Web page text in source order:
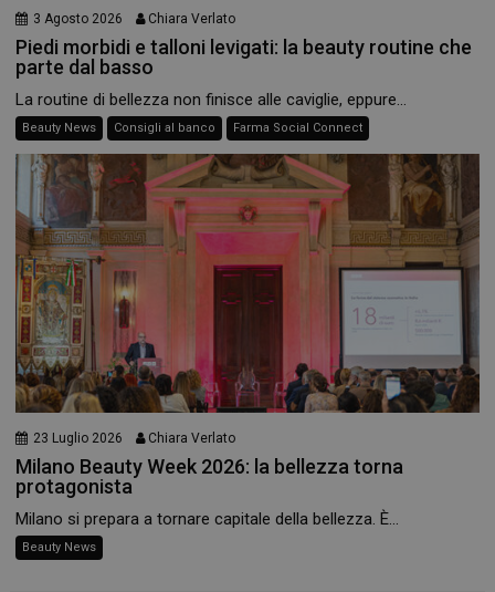
3 Agosto 2026 Chiara Verlato
Piedi morbidi e talloni levigati: la beauty routine che
parte dal basso
La routine di bellezza non finisce alle caviglie, eppure...
Beauty News Consigli al banco Farma Social Connect
23 Luglio 2026 Chiara Verlato
Milano Beauty Week 2026: la bellezza torna
protagonista
Milano si prepara a tornare capitale della bellezza. È...
Beauty News
_ga
.panoramacosmetico.it
mese